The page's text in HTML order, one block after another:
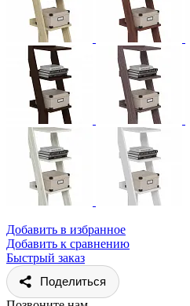
Добавить в избранное
Добавить к сравнению
Быстрый заказ
Поделиться